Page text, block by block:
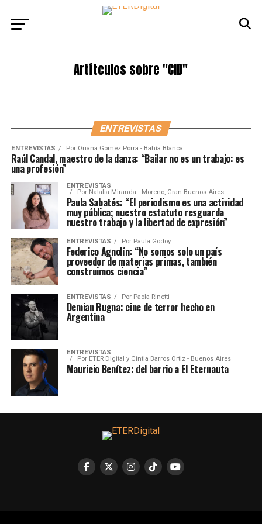
Artítculos sobre"CID"
ENTREVISTAS
ENTREVISTAS Por Oriana Gómez Porra - Bahía Blanca
Raúl Candal, maestro de la danza: “Bailar no es un trabajo: es
una profesión”
ENTREVISTAS
Por Natalia Miranda - Moreno, Gran Buenos Aires
Paula Sabatés: “El periodismo es una actividad
muy pública; nuestro estatuto resguarda
nuestro trabajo y la libertad de expresión”
ENTREVISTAS Por Paula Godoy
Federico Agnolín: “No somos solo un país
proveedor de materias primas, también
construimos ciencia”
ENTREVISTAS Por Paola Rinetti
Demian Rugna: cine de terror hecho en
Argentina
ENTREVISTAS
Por ETER Digital y Cintia Barros Ortiz - Buenos Aires
Mauricio Benítez: del barrio a El Eternauta